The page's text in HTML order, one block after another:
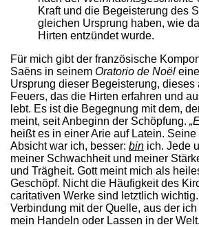
Kraft und die Begeisterung des
gleichen Ursprung haben, wie
Hirten entzündet wurde.
Für mich gibt der französische
Saëns in seinem Oratorio de Noël
Ursprung dieser Begeisterung, dieses
Feuers, das die Hirten erfahren und
lebt. Es ist die Begegnung mit dem,
meint, seit Anbeginn der Schöpfung.
heißt es in einer Arie auf Latein.
Absicht war ich, besser: bin ich. Jede
meiner Schwachheit und meiner
und Trägheit. Gott meint mich als
Geschöpf. Nicht die Häufigkeit des
caritativen Werke sind letztlich
Verbindung mit der Quelle, aus der
mein Handeln oder Lassen in der Welt.